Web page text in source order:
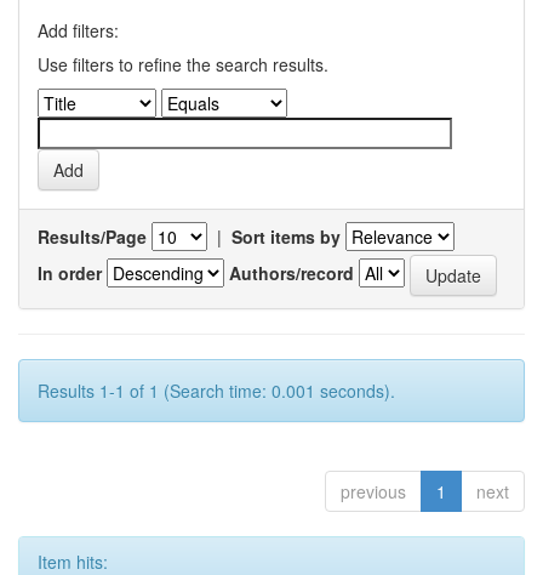
Add filters:
Use filters to refine the search results.
Results/Page | Sort items by
In order
Authors/record
Results 1-1 of 1 (Search time: 0.001 seconds).
previous 1 next
Item hits: